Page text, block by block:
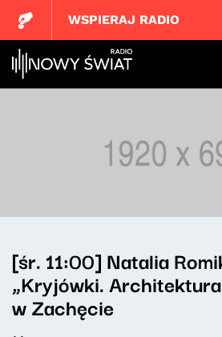
WSPIERAJ RADIO
[śr. 11:00] Natalia
„Kryjówki.
w Zachęcie